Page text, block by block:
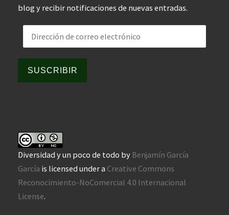
blog y recibir notificaciones de nuevas entradas.
Dirección de correo electrónico
SUSCRIBIR
Diversidad y un poco de todo by Benjamín García
García is licensed under a Creative Commons
Reconocimiento-NoComercial 4.0 Internacional
License.